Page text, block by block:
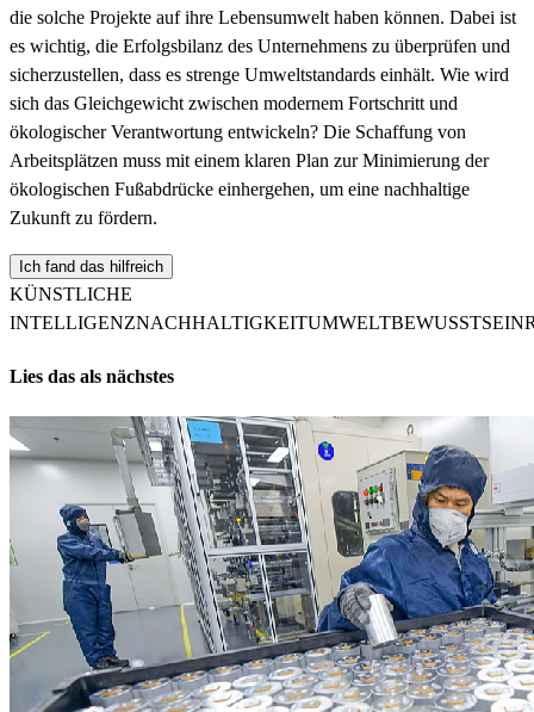
die solche Projekte auf ihre Lebensumwelt haben können. Dabei ist
es wichtig, die Erfolgsbilanz des Unternehmens zu überprüfen und
sicherzustellen, dass es strenge Umweltstandards einhält. Wie wird
sich das Gleichgewicht zwischen modernem Fortschritt und
ökologischer Verantwortung entwickeln? Die Schaffung von
Arbeitsplätzen muss mit einem klaren Plan zur Minimierung der
ökologischen Fußabdrücke einhergehen, um eine nachhaltige
Zukunft zu fördern.
Ich fand das hilfreich
KÜNSTLICHE
INTELLIGENZNACHHALTIGKEITUMWELTBEWUSSTSEIN
Lies das als nächstes